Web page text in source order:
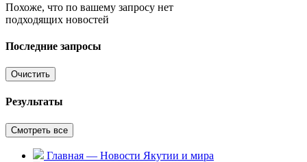
Похоже, что по вашему запросу нет
подходящих новостей
Последние запросы
Очистить
Результаты
Смотреть все
Главная — Новости Якутии и мира